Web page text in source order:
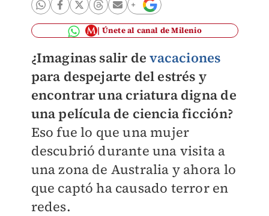
Únete al canal de Milenio
¿Imaginas salir devacaciones
para despejarte del estrés y
encontrar una criatura digna de
una película de ciencia ficción?
Eso fue lo que una mujer
descubrió durante una visita a
una zona de Australia y ahora lo
que captó ha causado terror en
redes.